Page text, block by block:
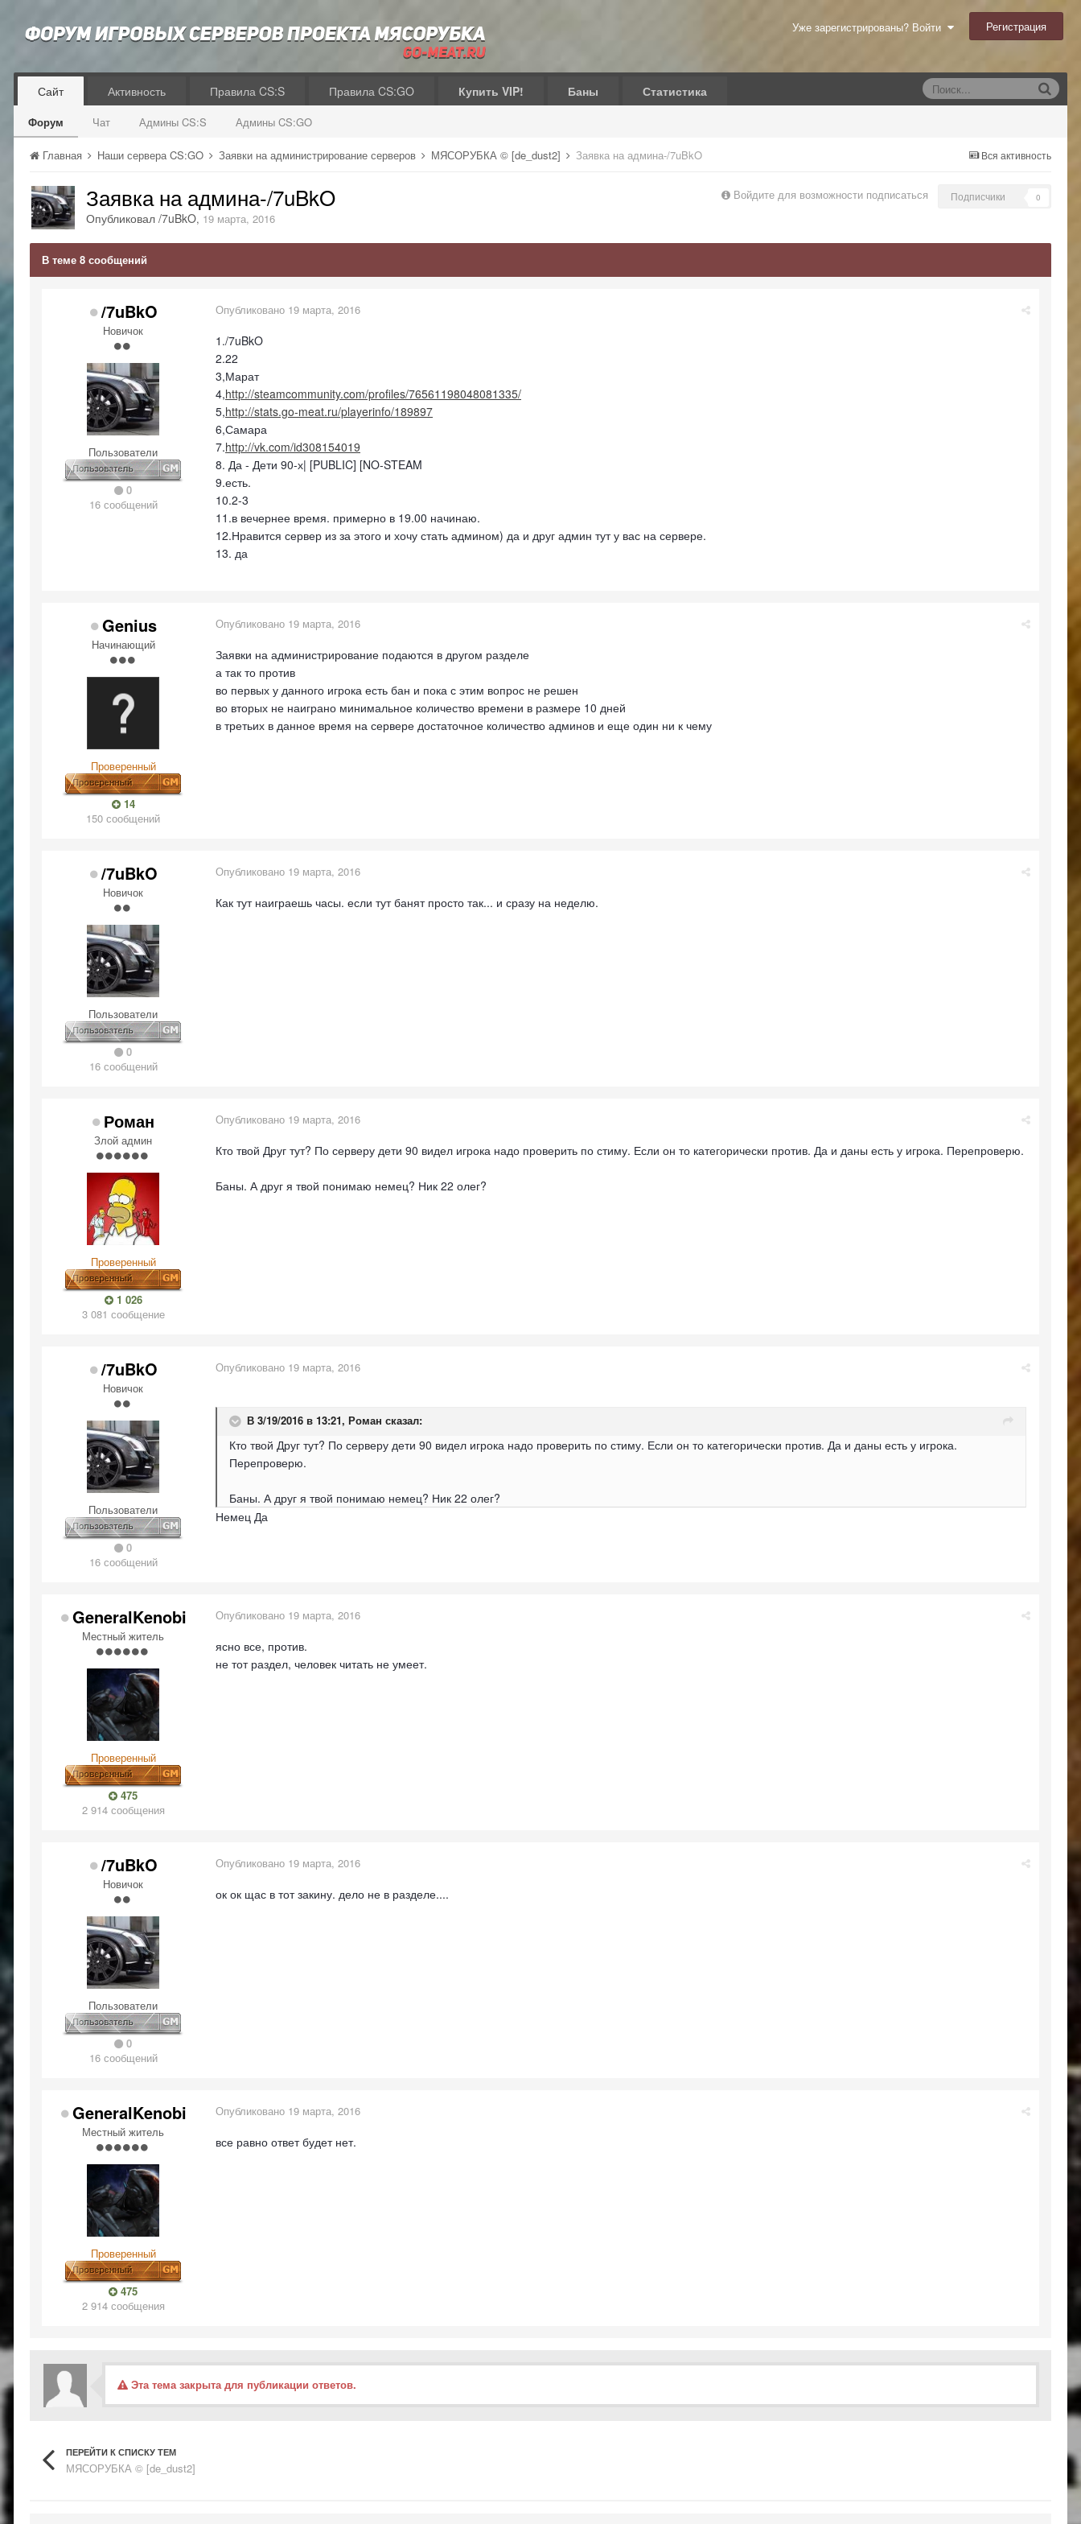
Уже зарегистрированы? Войти Регистрация
Сайт
Форум Чат Админы CS:S Админы CS:GO
Активность Правила CS:S Правила CS:GO Купить VIP! Баны Статистика
Вся активность
Главная Наши сервера CS:GO Заявки на администрирование серверов МЯСОРУБКА © [de_dust2] Заявка на админа-/7uBkO
Войдите для возможности подписаться Подписчики 0
Заявка на админа-/7uBkO
Опубликовал /7uBkO, 19 марта, 2016
В теме 8 сообщений
/7uBkO
Новичок
Пользователи
0
16 сообщений
Опубликовано 19 марта, 2016
1./7uBkO
2.22
3,Марат
4,http://steamcommunity.com/profiles/76561198048081335/
5,http://stats.go-meat.ru/playerinfo/189897
6,Самара
7.http://vk.com/id308154019
8. Да - Дети 90-х| [PUBLIC] [NO-STEAM
9.есть.
10.2-3
11.в вечернее время. примерно в 19.00 начинаю.
12.Нравится сервер из за этого и хочу стать админом) да и друг админ тут у вас на сервере.
13. да
Genius
Начинающий
Проверенный
14
150 сообщений
Опубликовано 19 марта, 2016
Заявки на администрирование подаются в другом разделе
а так то против
во первых у данного игрока есть бан и пока с этим вопрос не решен
во вторых не наиграно минимальное количество времени в размере 10 дней
в третьих в данное время на сервере достаточное количество админов и еще один ни к чему
/7uBkO
Новичок
Пользователи
0
16 сообщений
Опубликовано 19 марта, 2016
Как тут наиграешь часы. если тут банят просто так... и сразу на неделю.
Роман
Злой админ
Проверенный
1 026
3 081 сообщение
Опубликовано 19 марта, 2016
Кто твой Друг тут? По серверу дети 90 видел игрока надо проверить по стиму. Если он то категорически против. Да и даны есть у игрока. Перепроверю.
Баны. А друг я твой понимаю немец? Ник 22 олег?
/7uBkO
Новичок
Пользователи
0
16 сообщений
Опубликовано 19 марта, 2016
В 3/19/2016 в 13:21, Роман сказал:
Кто твой Друг тут? По серверу дети 90 видел игрока надо проверить по стиму. Если он то категорически против. Да и даны есть у игрока.
Перепроверю.
Баны. А друг я твой понимаю немец? Ник 22 олег?
Немец Да
GeneralKenobi
Местный житель
Проверенный
475
2 914 сообщения
Опубликовано 19 марта, 2016
ясно все, против.
не тот раздел, человек читать не умеет.
/7uBkO
Новичок
Пользователи
0
16 сообщений
Опубликовано 19 марта, 2016
ок ок щас в тот закину. дело не в разделе....
GeneralKenobi
Местный житель
Проверенный
475
2 914 сообщения
Опубликовано 19 марта, 2016
все равно ответ будет нет.
Эта тема закрыта для публикации ответов.
ПЕРЕЙТИ К СПИСКУ ТЕМ
МЯСОРУБКА © [de_dust2]